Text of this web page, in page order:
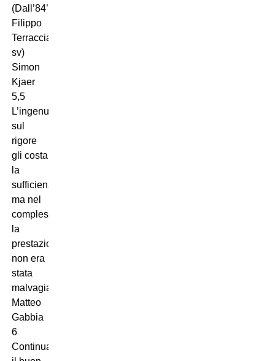
(Dall’84’
Filippo
Terracciano
sv)
Simon
Kjaer
5,5
L’ingenuità
sul
rigore
gli costa
la
sufficienza,
ma nel
complesso
la
prestazione
non era
stata
malvagia.
Matteo
Gabbia
6
Continua